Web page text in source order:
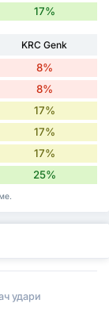
17%
KRC Genk
8%
8%
17%
17%
17%
25%
удари